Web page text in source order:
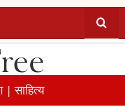
|साहित्य